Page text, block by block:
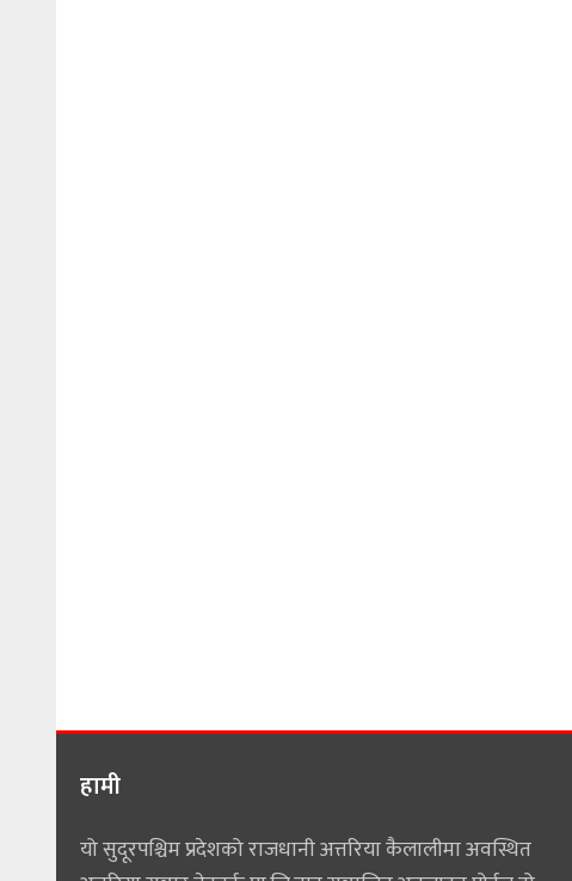
हामी
यो सुदूरपश्चिम प्रदेशको राजधानी अत्तरिया कैलालीमा अवस्थित